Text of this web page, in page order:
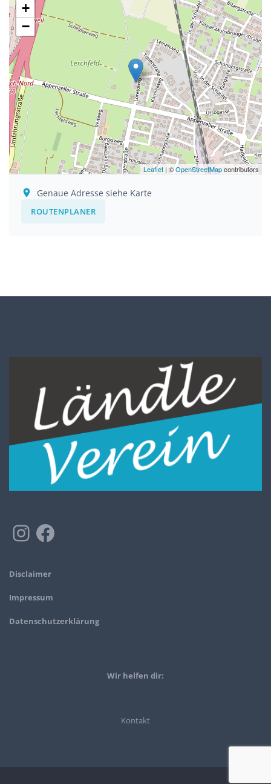
+
−
Leaflet| ©OpenStreetMapcontributors
Genaue Adresse siehe Karte
ROUTENPLANER
Disclaimer
Impressum
Datenschutzerklärung
Wir helfen dir:
Kontakt